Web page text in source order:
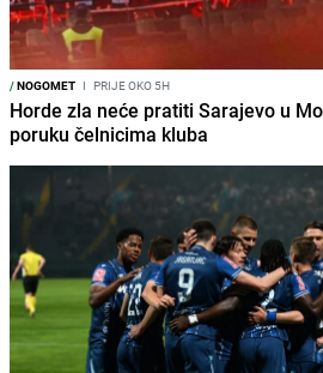
/NOGOMET I PRIJE OKO 5H
Horde zla neće pratiti Sarajevo u
poruku čelnicima kluba